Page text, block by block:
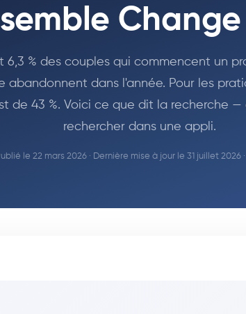
6,3 % des couples qui commencent un
abandonnent dans l'année. Pour les
de 43 %. Voici ce que dit la recherche
rechercher dans une appli.
le 22 mars 2026 · Dernière mise à jour le 31 juillet